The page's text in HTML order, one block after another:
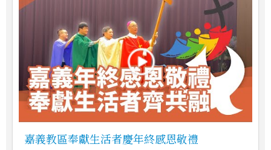
嘉義教區奉獻生活者慶年終感恩敬禮